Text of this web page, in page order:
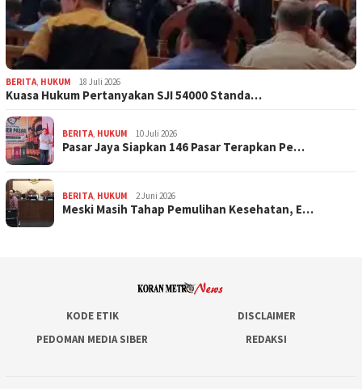
BERITA, HUKUM 18 Juli 2026
Kuasa Hukum Pertanyakan SJI 54000 Standa…
BERITA, HUKUM 10 Juli 2026
Pasar Jaya Siapkan 146 Pasar Terapkan Pe…
BERITA, HUKUM 2 Juni 2026
Meski Masih Tahap Pemulihan Kesehatan, E…
KODE ETIK
DISCLAIMER
PEDOMAN MEDIA SIBER
REDAKSI